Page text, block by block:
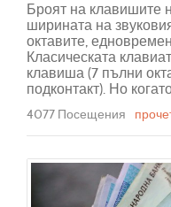
Броят на клавишите
ширината на
октавите,
Класическата
клавиша (7 пълни
подконтакт). Но
4077 Посещения